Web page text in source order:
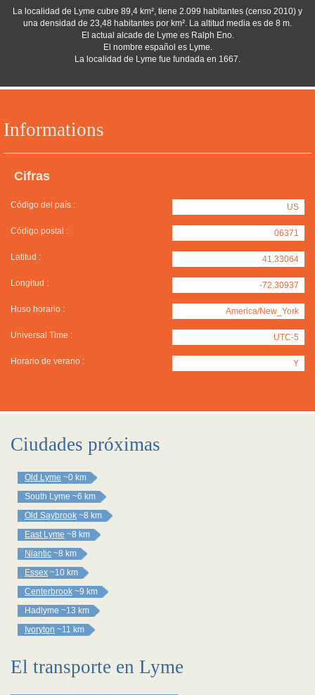
Informations
Cifras
Código del país : US
Código postal : 06371
Latitud : 41.33064
Longitud : -72.30937
Huso horario : America/New_York
Universal Time : UTC-5
Horario de verano : Y
La localidad de Lyme cubre 89,4 km², tiene 2.099 habitantes (censo 2010) y
una densidad de 23,48 habitantes por km². La altitud media es de 8 m.
El actual alcade de Lyme es Ralph Eno.
El nombre español es Lyme.
La localidad de Lyme fue fundada en 1667.
Ciudades próximas
Old Lyme ~0 km
South Lyme ~6 km
Old Saybrook ~8 km
East Lyme ~8 km
Niantic ~8 km
Essex ~10 km
Centerbrook ~9 km
Hadlyme ~13 km
Ivoryton ~11 km
El transporte en Lyme